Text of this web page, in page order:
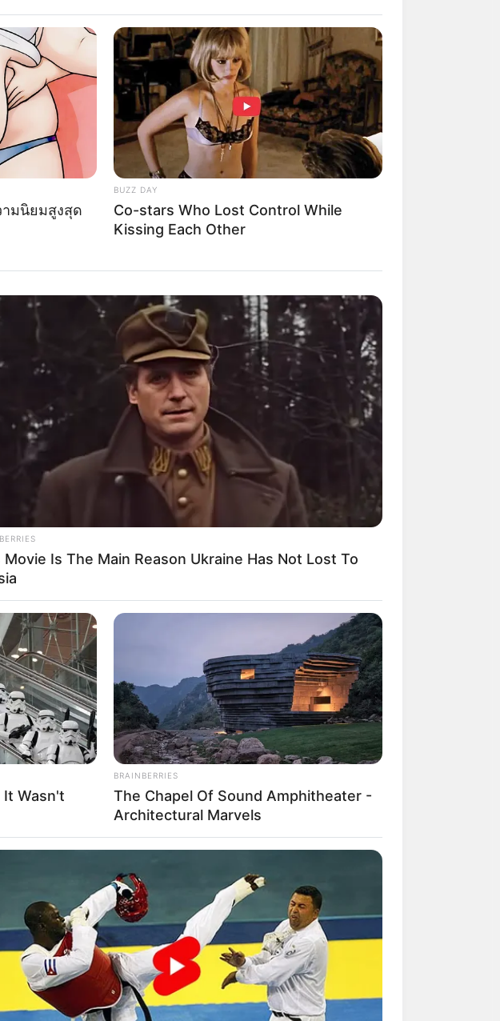
โชค
มฤตโชค
มนิยมสูงสุด
BUZZ DAY
Co-stars Who Lost Control While
Kissing Each Other
Movie Is The Main Reason Ukraine Has Not Lost To
It Wasn't
BRAINBERRIES
The Chapel Of Sound Amphitheater -
Architectural Marvels